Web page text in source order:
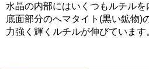
水晶の内部にはいくつもルチルを
底面部分のへマタイト(黒い鉱物)
力強く輝くルチルが伸びています